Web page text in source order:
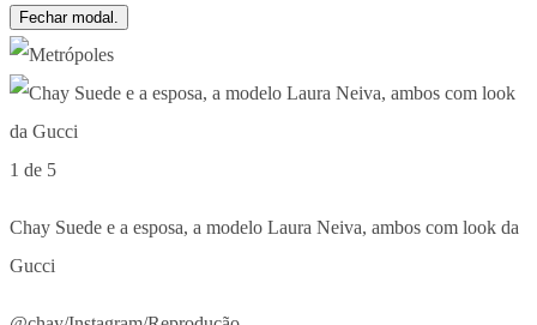
Fechar modal.
1 de 5
Chay Suede e a esposa, a modelo Laura Neiva, ambos com look da
Gucci